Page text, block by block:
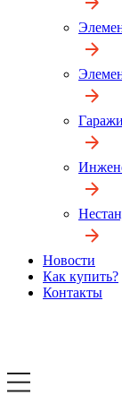
Новости
Как купить?
Контакты